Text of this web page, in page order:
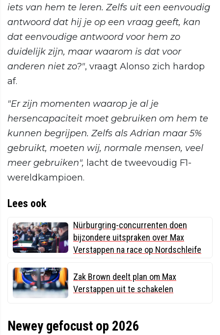
iets van hem te leren. Zelfs uit een eenvoudig
antwoord dat hij je op een vraag geeft, kan
dat eenvoudige antwoord voor hem zo
duidelijk zijn, maar waarom is dat voor
anderen niet zo?", vraagt Alonso zich hardop
af.
"Er zijn momenten waarop je al je
hersencapaciteit moet gebruiken om hem te
kunnen begrijpen. Zelfs als Adrian maar 5%
gebruikt, moeten wij, normale mensen, veel
meer gebruiken", lacht de tweevoudig F1-
wereldkampioen.
Lees ook
Nürburgring-concurrenten doen
bijzondere uitspraken over Max
Verstappen na race op Nordschleife
Zak Brown deelt plan om Max
Verstappen uit te schakelen
Newey gefocust op 2026